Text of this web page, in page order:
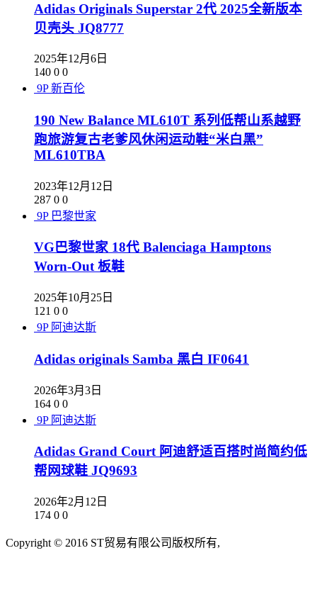
Adidas Originals Superstar 2代 2025全新版本
贝壳头 JQ8777
2025年12月6日
140 0 0
9P 新百伦
190 New Balance ML610T 系列低帮山系越野
跑旅游复古老爹风休闲运动鞋“米白黑”
ML610TBA
2023年12月12日
287 0 0
9P 巴黎世家
VG巴黎世家 18代 Balenciaga Hamptons
Worn-Out 板鞋
2025年10月25日
121 0 0
9P 阿迪达斯
Adidas originals Samba 黑白 IF0641
2026年3月3日
164 0 0
9P 阿迪达斯
Adidas Grand Court 阿迪舒适百搭时尚简约低
帮网球鞋 JQ9693
2026年2月12日
174 0 0
Copyright © 2016 ST贸易有限公司版权所有,